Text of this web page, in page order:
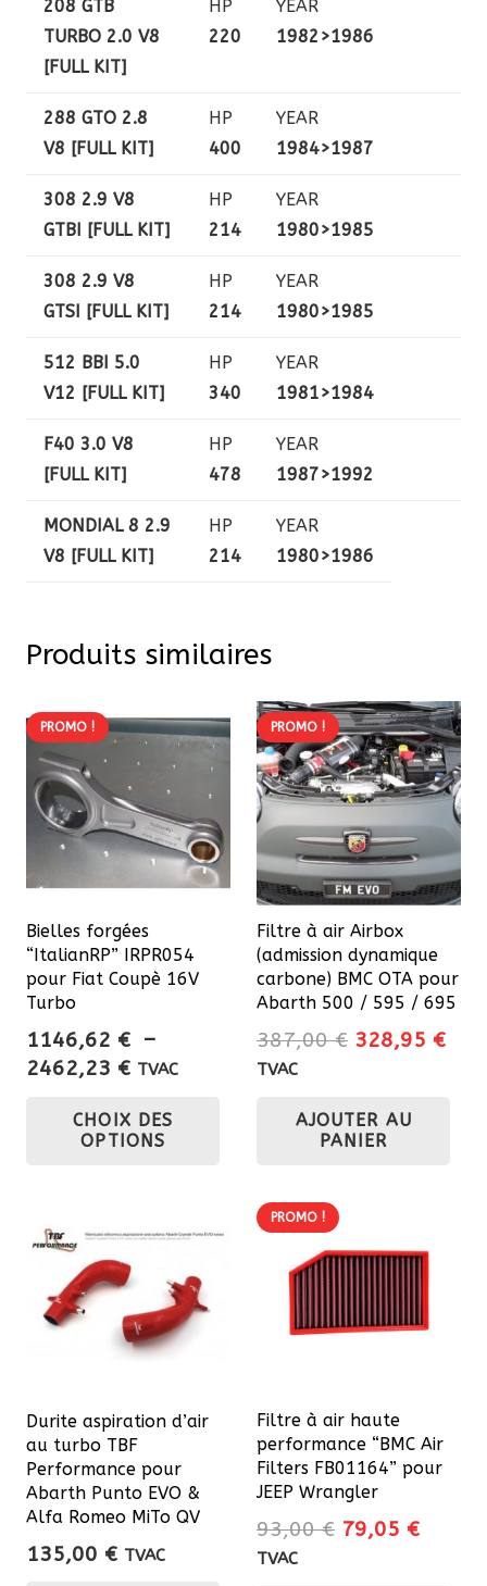
208 GTB
TURBO 2.0 V8
[FULL KIT]
HP
220
YEAR
1982>1986
288 GTO 2.8
V8 [FULL KIT]
HP
400
YEAR
1984>1987
308 2.9 V8
GTBI [FULL KIT]
HP
214
YEAR
1980>1985
308 2.9 V8
GTSI [FULL KIT]
HP
214
YEAR
1980>1985
512 BBI 5.0
V12 [FULL KIT]
HP
340
YEAR
1981>1984
F40 3.0 V8
[FULL KIT]
HP
478
YEAR
1987>1992
MONDIAL 8 2.9
V8 [FULL KIT]
HP
214
YEAR
1980>1986
Produits similaires
PROMO !
Bielles forgées
“ItalianRP” IRPR054
pour Fiat Coupè 16V
Turbo
1146,62 € –
2462,23 €Plage
prix :
1146,62 €
TVAC
CHOIX DES
OPTIONS
variations.
options
peuvent
page
produit
PROMO !
Filtre à air Airbox
(admission dynamique
carbone) BMC OTA pour
Abarth 500 / 595 / 695
387,00€ Le
était :
387,00 €.
328,95 €Le
TVAC
AJOUTER AU
PANIER
Durite aspiration d’air
au turbo TBF
Performance pour
Abarth Punto EVO &
Alfa Romeo MiTo QV
135,00 € TVAC
PROMO !
Filtre à air haute
performance “BMC Air
Filters FB01164” pour
JEEP Wrangler
93,00€ Le
79,05 €Le
TVAC